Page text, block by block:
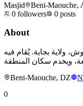
Masjid
Beni-Maouche,
0 followers 0 posts
About
ولاية بجاية. يُقام فيه
Beni-Maouche, DZ
0